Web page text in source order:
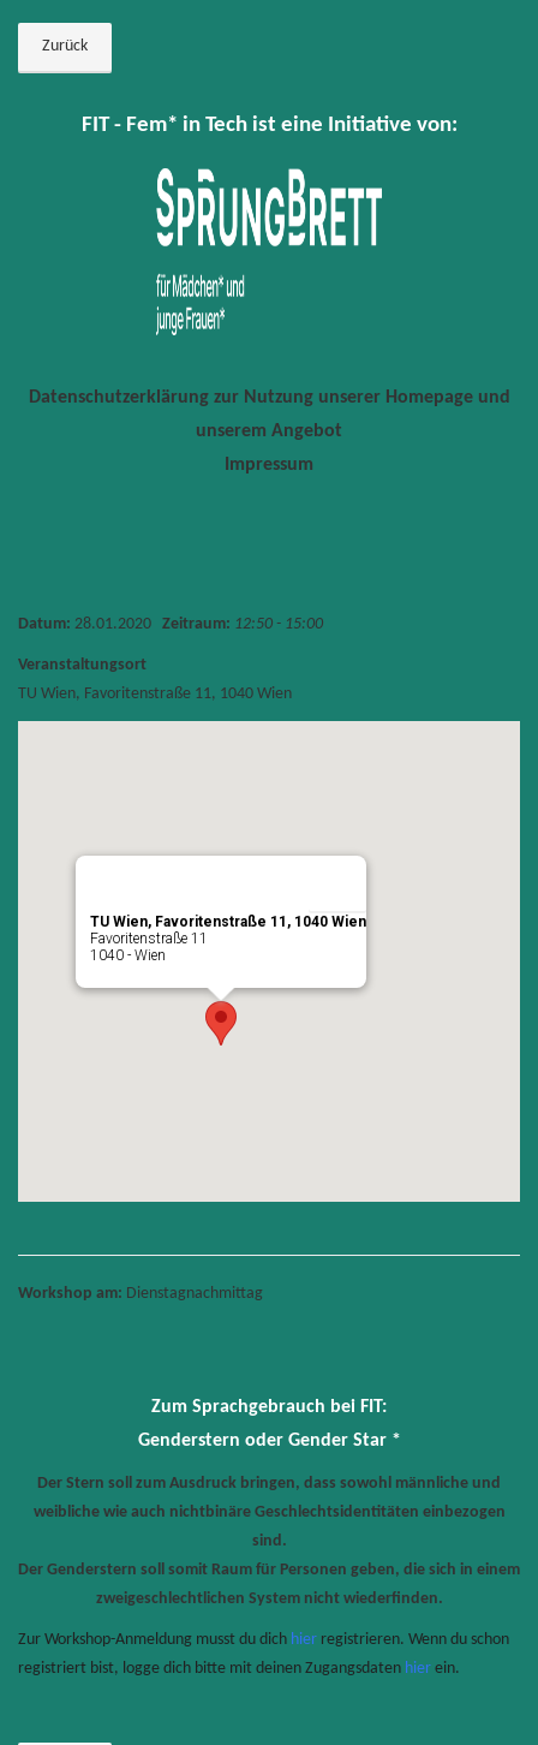
Zurück
FIT - Fem* in Tech ist eine Initiative von:
Datenschutzerklärung zur Nutzung unserer Homepage und
unserem Angebot
Impressum
Datum: 28.01.2020 Zeitraum: 12:50 - 15:00
Veranstaltungsort
TU Wien, Favoritenstraße 11, 1040 Wien
TU Wien, Favoritenstraße 11, 1040 Wien
Favoritenstraße 11
1040 - Wien
Workshop am: Dienstagnachmittag
Zum Sprachgebrauch bei FIT:
Genderstern oder Gender Star *
Der Stern soll zum Ausdruck bringen, dass sowohl männliche und
weibliche wie auch nichtbinäre Geschlechtsidentitäten einbezogen
sind.
Der Genderstern soll somit Raum für Personen geben, die sich in einem
zweigeschlechtlichen System nicht wiederfinden.
Zur Workshop-Anmeldung musst du dich hier registrieren. Wenn du schon
registriert bist, logge dich bitte mit deinen Zugangsdaten hier ein.